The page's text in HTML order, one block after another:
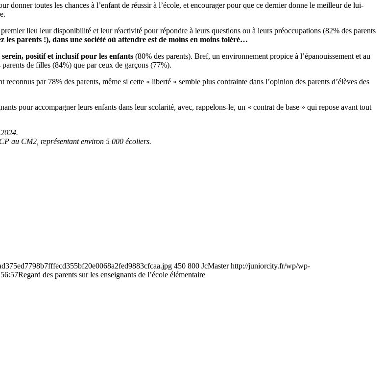
donner toutes les chances à l’enfant de réussir à l’école, et encourager pour que ce dernier donne le meilleur de lui-
lieu leur disponibilité et leur réactivité pour répondre à leurs questions ou à leurs préoccupations (82% des parents
les parents !), dans une société où attendre est de moins en moins toléré…
positif et inclusif pour les enfants (80% des parents). Bref, un environnement propice à l’épanouissement et au
de filles (84%) que par ceux de garçons (77%).
par 78% des parents, même si cette « liberté » semble plus contrainte dans l’opinion des parents d’élèves des
pour accompagner leurs enfants dans leur scolarité, avec, rappelons-le, un « contrat de base » qui repose avant tout
au CM2, représentant environ 5 000 écoliers.
450 800 JcMaster http://juniorcity.fr/wp/wp-
Regard des parents sur les enseignants de l’école élémentaire